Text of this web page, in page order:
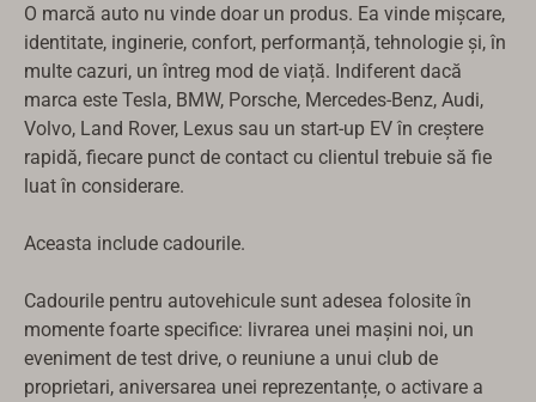
O marcă auto nu vinde doar un produs. Ea vinde mișcare,
identitate, inginerie, confort, performanță, tehnologie și, în
multe cazuri, un întreg mod de viață. Indiferent dacă
marca este Tesla, BMW, Porsche, Mercedes-Benz, Audi,
Volvo, Land Rover, Lexus sau un start-up EV în creștere
rapidă, fiecare punct de contact cu clientul trebuie să fie
luat în considerare.
Aceasta include cadourile.
Cadourile pentru autovehicule sunt adesea folosite în
momente foarte specifice: livrarea unei mașini noi, un
eveniment de test drive, o reuniune a unui club de
proprietari, aniversarea unei reprezentanțe, o activare a